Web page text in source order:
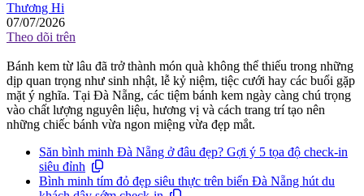
Thương Hi
07/07/2026
Theo dõi trên
Bánh kem từ lâu đã trở thành món quà không thể thiếu trong những
dịp quan trọng như sinh nhật, lễ kỷ niệm, tiệc cưới hay các buổi gặp
mặt ý nghĩa. Tại Đà Nẵng, các tiệm bánh kem ngày càng chú trọng
vào chất lượng nguyên liệu, hương vị và cách trang trí tạo nên
những chiếc bánh vừa ngon miệng vừa đẹp mắt.
Săn bình minh Đà Nẵng ở đâu đẹp? Gợi ý 5 tọa độ check-in
siêu đỉnh
Bình minh tím đỏ đẹp siêu thực trên biển Đà Nẵng hút du